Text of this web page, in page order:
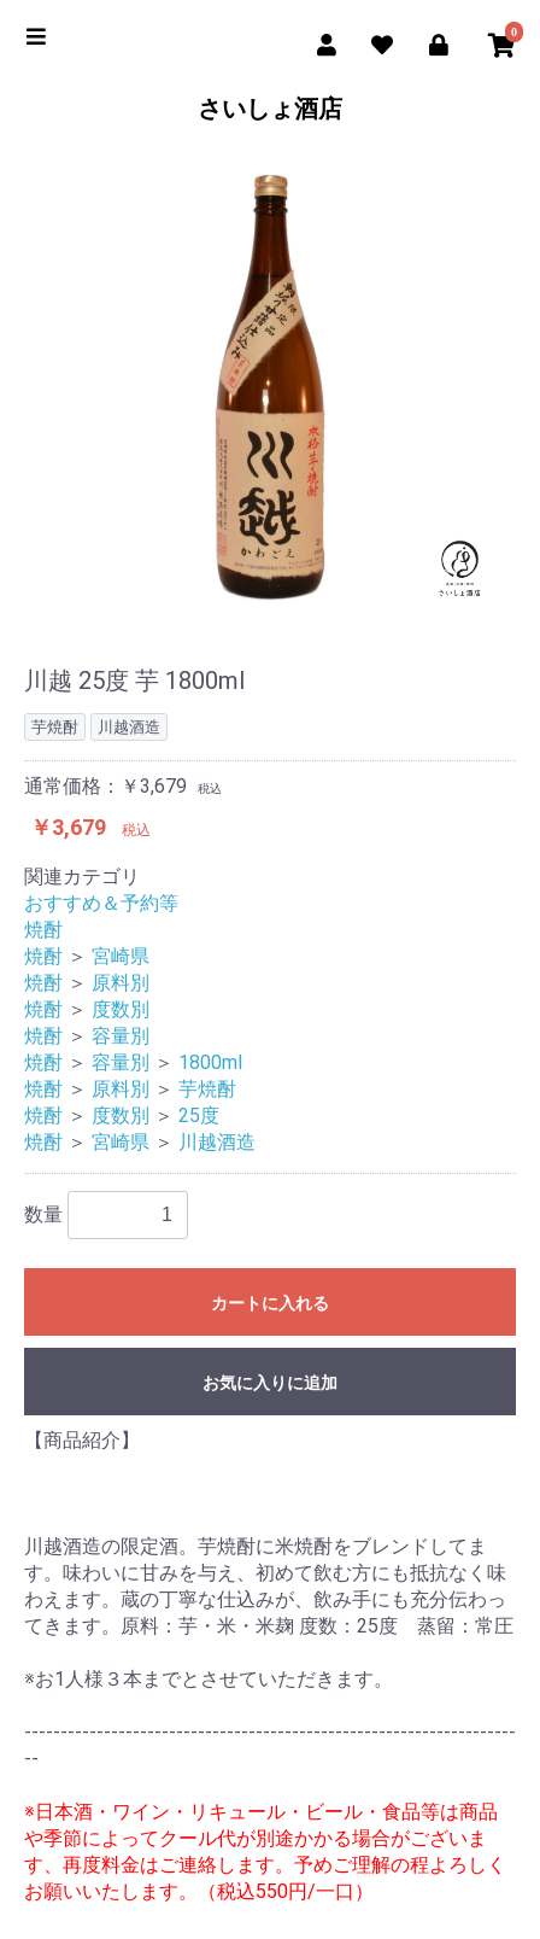
0
さいしょ酒店
川越 25度 芋 1800ml
芋焼酎 川越酒造
通常価格：￥3,679 税込
￥3,679 税込
関連カテゴリ
おすすめ＆予約等
焼酎
焼酎 ＞ 宮崎県
焼酎 ＞ 原料別
焼酎 ＞ 度数別
焼酎 ＞ 容量別
焼酎 ＞ 容量別 ＞ 1800ml
焼酎 ＞ 原料別 ＞ 芋焼酎
焼酎 ＞ 度数別 ＞ 25度
焼酎 ＞ 宮崎県 ＞ 川越酒造
数量
カートに入れる
お買い物を続ける カートへ進む
お気に入りに追加
【商品紹介】
川越酒造の限定酒。芋焼酎に米焼酎をブレンドしてま
す。味わいに甘みを与え、初めて飲む方にも抵抗なく味
わえます。蔵の丁寧な仕込みが、飲み手にも充分伝わっ
てきます。原料：芋・米・米麹 度数：25度 蒸留：常圧
※お1人様３本までとさせていただきます。
--------------------------------------------------------------------
--
※日本酒・ワイン・リキュール・ビール・食品等は商品
や季節によってクール代が別途かかる場合がございま
す、再度料金はご連絡します。予めご理解の程よろしく
お願いいたします。（税込550円/一口）